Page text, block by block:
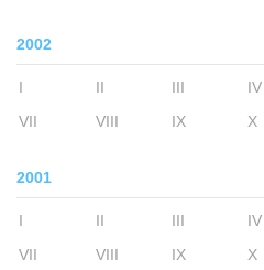
2002
I II III IV
VII
VIII IX X
2001
I II III IV
VII
VIII IX X